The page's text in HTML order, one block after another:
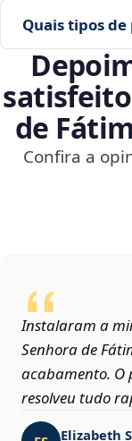
Quais tipos
de
Confira a
Instalaram a
Senhora de
acabamento. O
resolveu tudo
Elizabeth